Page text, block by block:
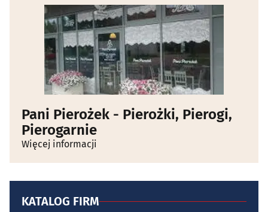
Pani Pierożek - Pierożki, Pierogi,
Pierogarnie
Więcej informacji
KATALOG FIRM